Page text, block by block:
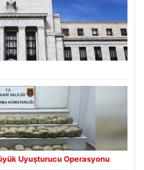
Uyuşturucu Operasyonu